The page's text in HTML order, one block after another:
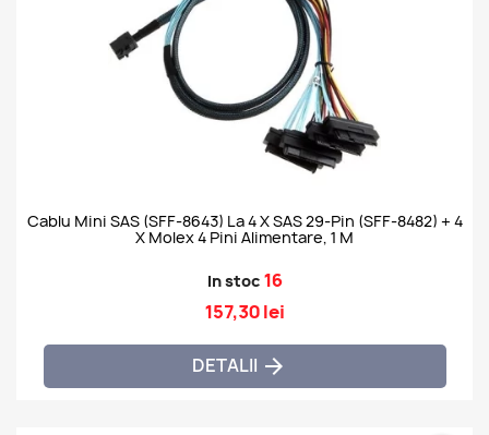
Cablu Mini SAS (SFF-8643) La 4 X SAS 29-Pin (SFF-8482) + 4
X Molex 4 Pini Alimentare, 1 M
In stoc 16
157,30 lei
DETALII 